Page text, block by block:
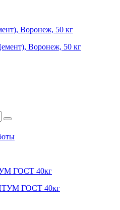
Воронеж, 50 кг
ГОСТ 40кг